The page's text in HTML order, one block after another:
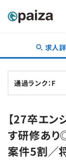
転職・キャリア
転職成功ガイド
転職エージェント
インタビュー
転職成功ガイド
新卒就活
求人検索
本選考
学習
求人
通過ランク：F
【27卒エ
す研修あ
案件5割／